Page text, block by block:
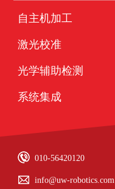
自主机加工
激光校准
光学辅助检测
系统集成
010-56420120
info@uw-robotics.com